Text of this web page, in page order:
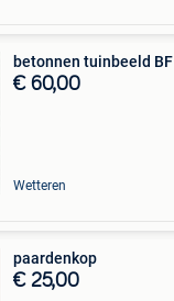
betonnen tuinbeeld BF
€ 60,00
Wetteren
paardenkop
€ 25,00